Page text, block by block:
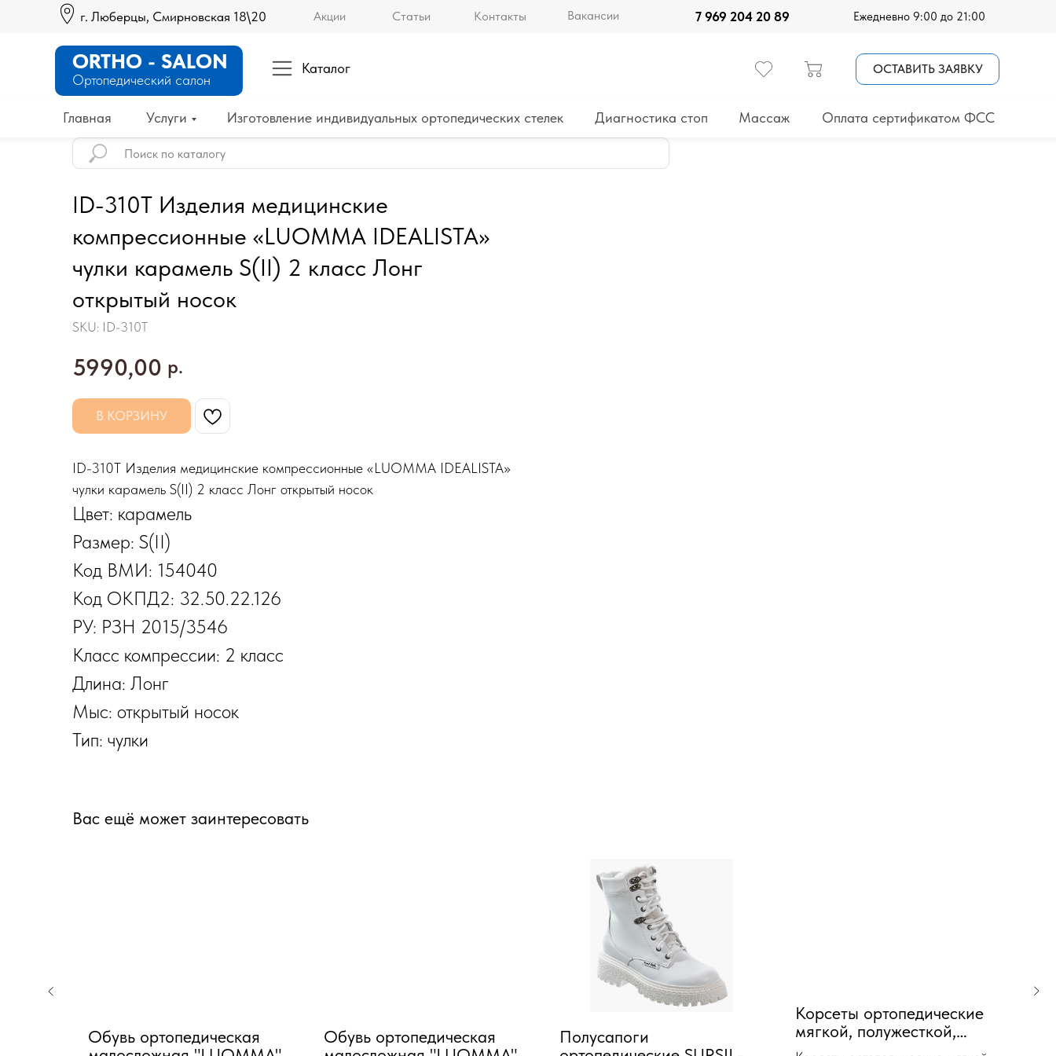
г. Люберцы, Смирновская 18\20 Ежедневно 9:00 до 21:00
7 969 204 20 89
Вакансии
Контакты
Статьи
Акции
Массаж
Главная
ОСТАВИТЬ ЗАЯВКУ
Оплата сертификатом ФСС
Изготовление индивидуальных ортопедических стелек Диагностика стоп
Ортопедический салон
ORTHO - SALON
Услуги
Каталог
ID-310T Изделия медицинские
компрессионные «LUOMMA IDEALISTA»
чулки карамель S(II) 2 класс Лонг
открытый носок
SKU: ID-310T
5990,00 р.
В КОРЗИНУ
ID-310T Изделия медицинские компрессионные «LUOMMA IDEALISTA»
чулки карамель S(II) 2 класс Лонг открытый носок
Цвет: карамель
Размер: S(II)
Код ВМИ: 154040
Код ОКПД2: 32.50.22.126
РУ: РЗН 2015/3546
Класс компрессии: 2 класс
Длина: Лонг
Мыс: открытый носок
Тип: чулки
Вас ещё может заинтересовать
Обувь ортопедическая
Обувь ортопедическая
Полусапоги
Корсеты ортопедические
мягкой, полужесткой,
жесткой фиксации ПРР-